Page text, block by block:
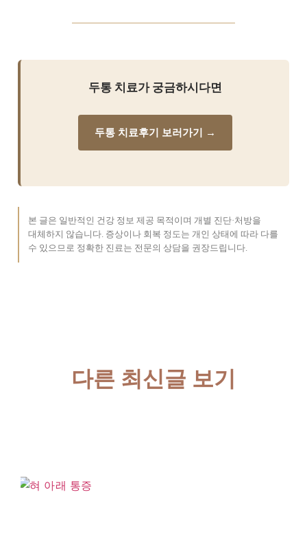
두통 치료가 궁금하시다면
두통 치료후기 보러가기 →
본 글은 일반적인 건강 정보 제공 목적이며 개별 진단·처방을
대체하지 않습니다. 증상이나 회복 정도는 개인 상태에 따라 다를
수 있으므로 정확한 진료는 전문의 상담을 권장드립니다.
다른 최신글 보기